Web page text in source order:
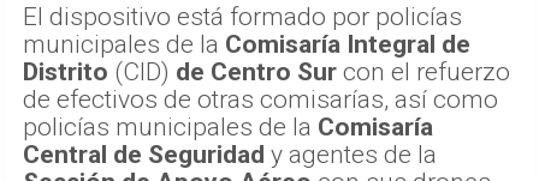
El dispositivo está formado por policías
municipales de la Comisaría Integral de
Distrito (CID) de Centro Sur con el refuerzo
de efectivos de otras comisarías, así como
policías municipales de la Comisaría
Central de Seguridad y agentes de la